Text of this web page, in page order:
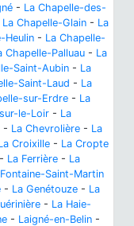
- La Chapelle-des-
La Chapelle-Glain - La
Heulin - La Chapelle-
Chapelle-Palluau - La
Saint-Aubin - La
Saint-Laud - La
sur-Erdre - La
le-Loir - La
- La Chevrolière - La
Croixille - La Cropte
- La Ferrière - La
Saint-Martin
- La Genétouze - La
- La Haie-
- Laigné-en-Belin -